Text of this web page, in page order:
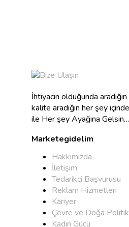
İhtiyacın olduğunda
kalite aradığın her şey
ile Her şey Ayağına Gelsin…
Marketegidelim
Hakkımızda
İletişim
Tedarikçi Başvurusu
Reklam Hizmetleri
Kariyer
Çevre ve Doğa
Kadın Gücü